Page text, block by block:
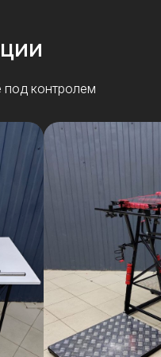
контролем